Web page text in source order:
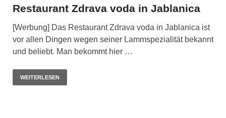
Restaurant Zdrava voda in Jablanica
[Werbung] Das Restaurant Zdrava voda in Jablanica ist
vor allen Dingen wegen seiner Lammspezialität bekannt
und beliebt. Man bekommt hier …
WEITERLESEN